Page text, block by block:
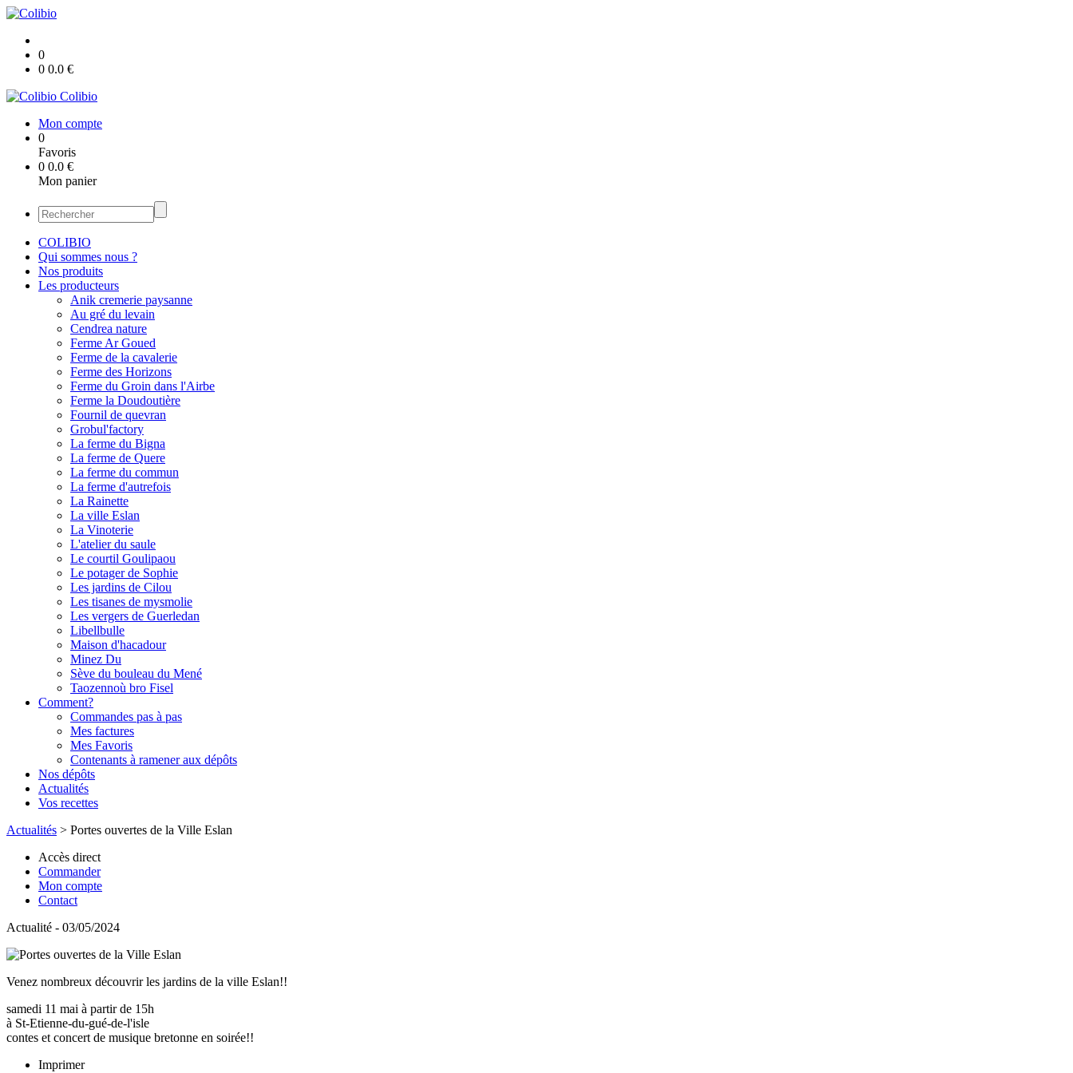
0
0 0.0 €
Colibio
Mon compte
0
Favoris
0 0.0 €
Mon panier
COLIBIO
Qui sommes nous ?
Nos produits
Les producteurs
Anik cremerie paysanne
Au gré du levain
Cendrea nature
Ferme Ar Goued
Ferme de la cavalerie
Ferme des Horizons
Ferme du Groin dans l'Airbe
Ferme la Doudoutière
Fournil de quevran
Grobul'factory
La ferme du Bigna
La ferme de Quere
La ferme du commun
La ferme d'autrefois
La Rainette
La ville Eslan
La Vinoterie
L'atelier du saule
Le courtil Goulipaou
Le potager de Sophie
Les jardins de Cilou
Les tisanes de mysmolie
Les vergers de Guerledan
Libellbulle
Maison d'hacadour
Minez Du
Sève du bouleau du Mené
Taozennoù bro Fisel
Comment?
Commandes pas à pas
Mes factures
Mes Favoris
Contenants à ramener aux dépôts
Nos dépôts
Actualités
Vos recettes
Actualités > Portes ouvertes de la Ville Eslan
Accès direct
Commander
Mon compte
Contact
Actualité - 03/05/2024
Venez nombreux découvrir les jardins de la ville Eslan!!
samedi 11 mai à partir de 15h
à St-Etienne-du-gué-de-l'isle
contes et concert de musique bretonne en soirée!!
Imprimer